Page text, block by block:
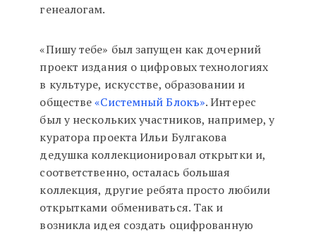
генеалогам.
«Пишу тебе» был запущен как дочерний
проект издания о цифровых технологиях
в культуре, искусстве, образовании и
обществе«Системный Блокъ». Интерес
был у нескольких участников, например, у
куратора проекта Ильи Булгакова
дедушка коллекционировал открытки и,
соответственно, осталась большая
коллекция, другие ребята просто любили
открытками обмениваться. Так и
возникла идея создать оцифрованную